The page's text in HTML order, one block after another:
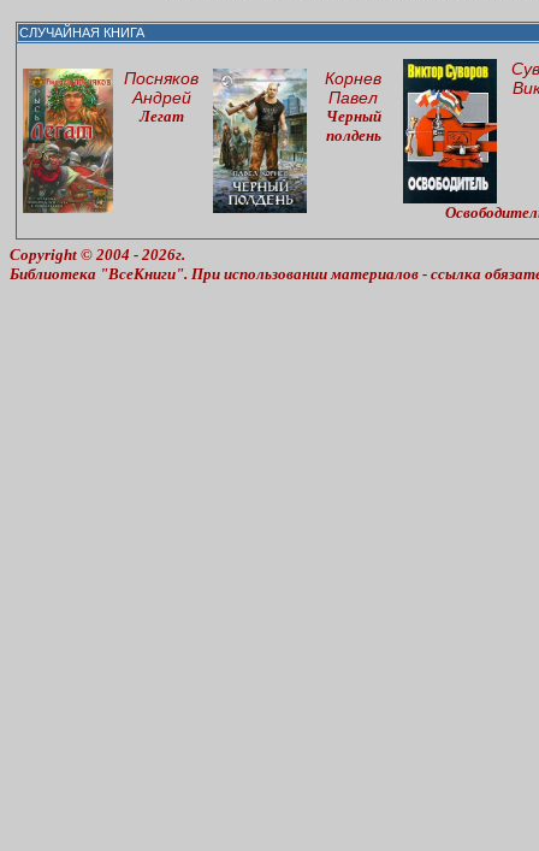
СЛУЧАЙНАЯ КНИГА
Посняков
Андрей
Легат
Корнев
Павел
Черный
полдень
Copyright © 2004 - 2026г.
Библиотека "ВсеКниги". При использовании материалов - ссылка